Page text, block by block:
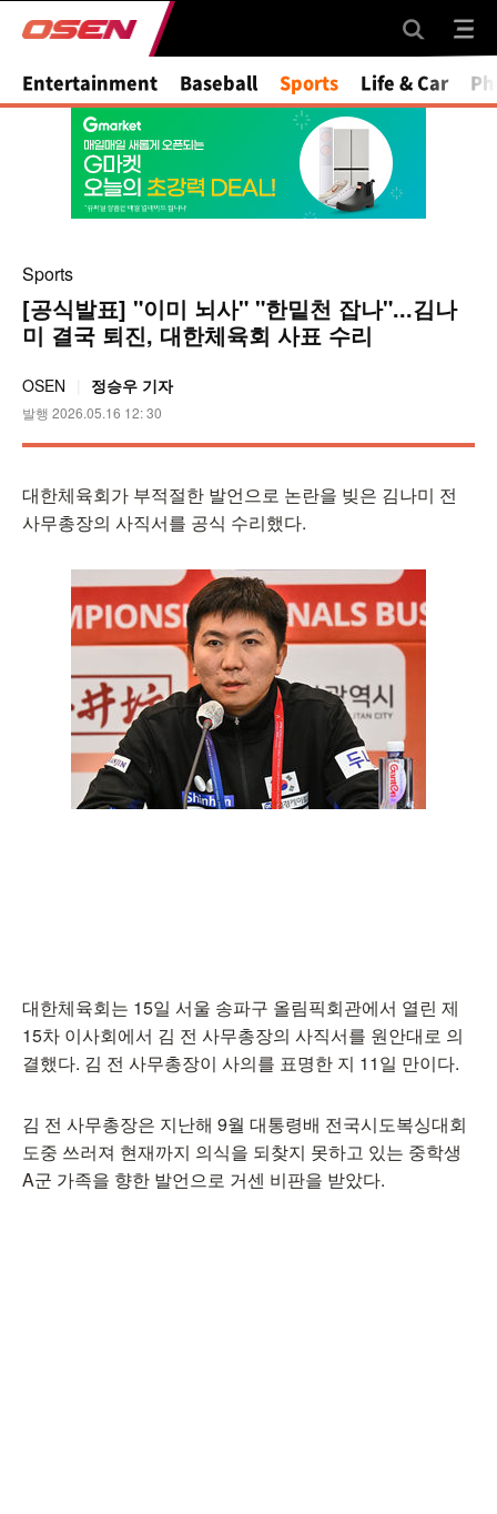
Mute
Entertainment Baseball Sports Life & Car
Sports
[공식발표] "이미 뇌사" "한밑천 잡나"...김나
미 결국 퇴진, 대한체육회 사표 수리
OSEN 정승우 기자
발행 2026.05.16 12: 30
대한체육회가 부적절한 발언으로 논란을 빚은 김나미 전
사무총장의 사직서를 공식 수리했다.
대한체육회는 15일 서울 송파구 올림픽회관에서 열린 제
15차 이사회에서 김 전 사무총장의 사직서를 원안대로 의
결했다. 김 전 사무총장이 사의를 표명한 지 11일 만이다.
김 전 사무총장은 지난해 9월 대통령배 전국시도복싱대회
도중 쓰러져 현재까지 의식을 되찾지 못하고 있는 중학생
A군 가족을 향한 발언으로 거센 비판을 받았다.